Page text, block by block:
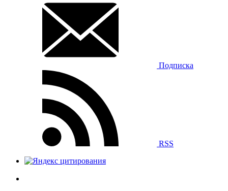
Подписка
RSS